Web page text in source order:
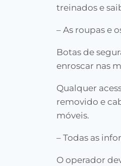
treinados e
– As roupas e
Botas de
enroscar nas
Qualquer
removido e
móveis.
– Todas as
O operador